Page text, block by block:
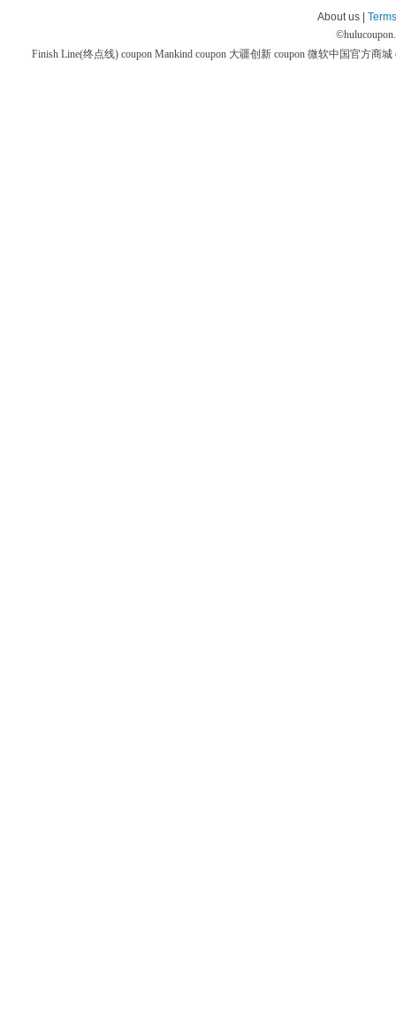
About us |
©
Finish Line(终点线) coupon Mankind coupon 大疆创新 coupon 微软中国官方商城